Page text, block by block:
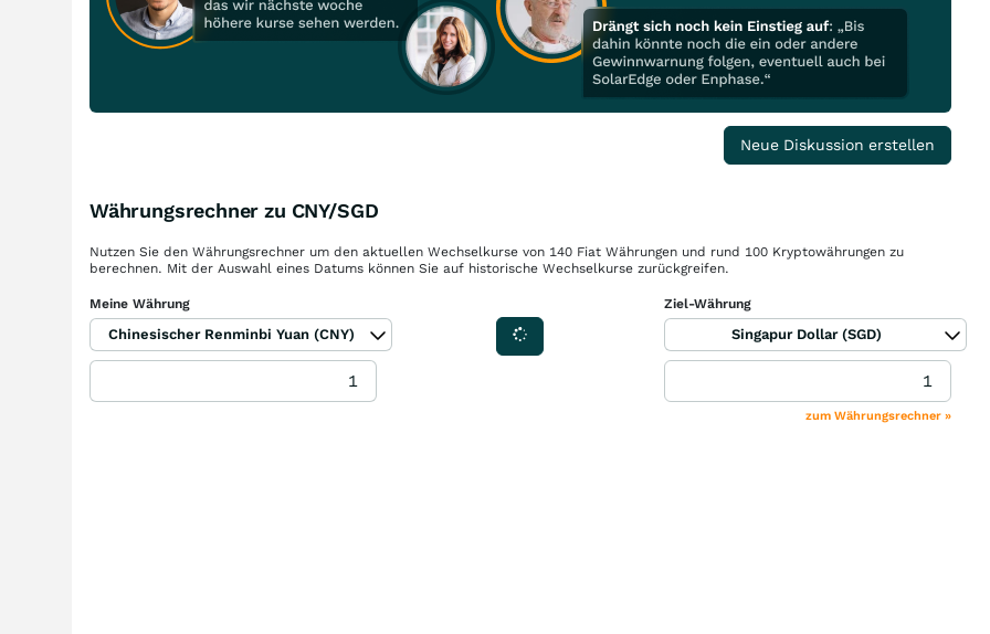
Neue Diskussion erstellen
Währungsrechner zu CNY/SGD
Nutzen Sie den Währungsrechner um den aktuellen Wechselkurse von 140 Fiat Währungen und rund 100 Kryptowährungen zu
berechnen. Mit der Auswahl eines Datums können Sie auf historische Wechselkurse zurückgreifen.
Meine Währung
Chinesischer Renminbi Yuan (CNY)
Ziel-Währung
Singapur Dollar (SGD)
zum Währungsrechner »